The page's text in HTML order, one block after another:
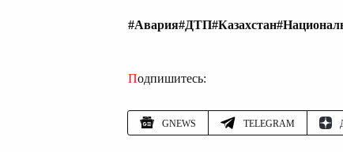
#Авария#ДТП#Казахстан
Подпишитесь:
GNEWS TELEGRAM